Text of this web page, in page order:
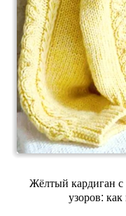
Жёлтый кардиган
узоров: